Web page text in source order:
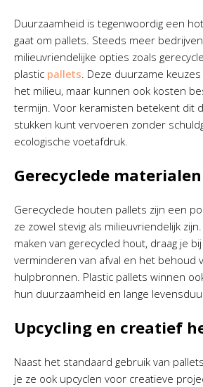
Duurzaamheid is tegenwoordig een
gaat om pallets. Steeds meer
milieuvriendelijke opties zoals
plastic pallets. Deze duurzame
het milieu, maar kunnen ook kosten
termijn. Voor keramisten betekent dit
stukken kunt vervoeren zonder
ecologische voetafdruk.
Gerecyclede materialen
Gerecyclede houten pallets zijn een
ze zowel stevig als milieuvriendelijk
maken van gerecycled hout, draag je
verminderen van afval en het behoud
hulpbronnen. Plastic pallets winnen
hun duurzaamheid en lange
Upcycling en creatief
Naast het standaard gebruik van
je ze ook upcyclen voor creatieve